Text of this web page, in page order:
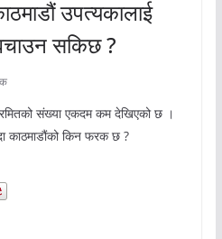
उपत्यकालाई
सकिछ ?
संख्या एकदम कम देखिएको छ ।
काठमाडौंको किन फरक छ ?